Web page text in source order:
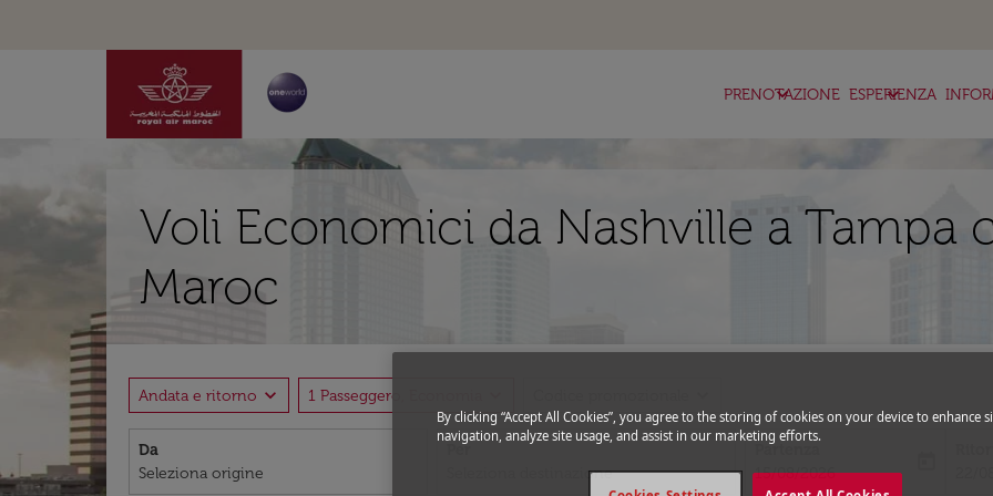
PRENOTAZIONE
keyboard_arrow_down ESPERIENZA
keyboard_arrow_down
Voli Economici da Nashville a Tampa
Maroc
Andata e ritorno expand_more 1 Passeggero, Economia
Da Per
Partenza
fc-booking-departure-date-aria-
15/08/2026
fc-
By clicking “Accept All Cookies”, you agree to the storing of cookies on your device to enhance
navigation, analyze site usage, and assist in our marketing efforts.